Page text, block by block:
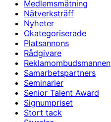
Medlemsmätning
Nätverksträff
Nyheter
Okategoriserade
Platsannons
Rådgivare
Reklamombudsmannen
Samarbetspartners
Seminarier
Senior Talent Award
Signumpriset
Stort tack